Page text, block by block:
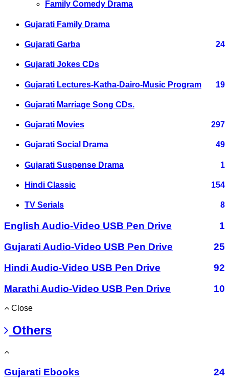
Family Comedy Drama
Gujarati Family Drama
Gujarati Garba 24
Gujarati Jokes CDs
Gujarati Lectures-Katha-Dairo-Music Program 19
Gujarati Marriage Song CDs.
Gujarati Movies 297
Gujarati Social Drama 49
Gujarati Suspense Drama 1
Hindi Classic 154
TV Serials 8
English Audio-Video USB Pen Drive
1
Gujarati Audio-Video USB Pen Drive
25
Hindi Audio-Video USB Pen Drive
92
Marathi Audio-Video USB Pen Drive
10
Close
Others
Gujarati Ebooks
24